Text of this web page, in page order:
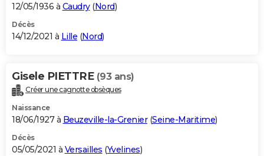
12/05/1936 à Caudry(Nord)
Décès
14/12/2021 à Lille (Nord)
Gisele PIETTRE (93 ans)
Créer une cagnotte obsèques
Naissance
18/06/1927 à Beuzeville-la-Grenier(Seine-Maritime)
Décès
05/05/2021 à Versailles (Yvelines)